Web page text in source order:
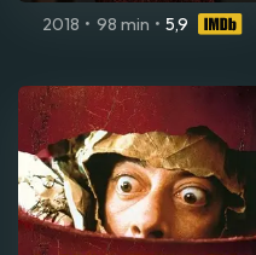
2018 • 98 min • 5,9